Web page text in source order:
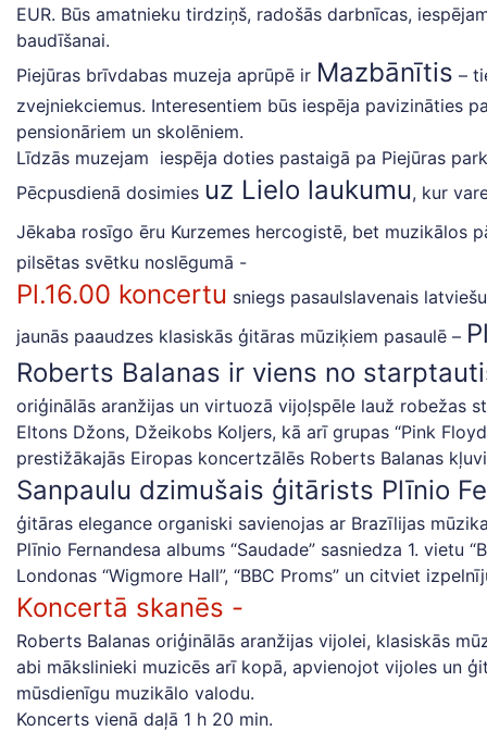
EUR. Būs amatnieku tirdziņš, radošās darbnīcas,
baudīšanai.
Piejūras brīvdabas muzeja aprūpē ir Mazbānītis –
zvejniekciemus. Interesentiem būs iespēja pavizināties
pensionāriem un skolēniem.
Līdzās muzejam iespēja doties pastaigā pa Piejūras
Pēcpusdienā dosimies uz Lielo laukumu, kur
Jēkaba rosīgo ēru Kurzemes hercogistē, bet muzikālos
pilsētas svētku noslēgumā -
Pl.16.00 koncertu sniegs pasaulslavenais
jaunās paaudzes klasiskās ģitāras mūziķiem pasaulē –
Roberts Balanas ir viens no
oriģinālās aranžijas un virtuozā vijoļspēle lauž robežas
Eltons Džons, Džeikobs Koljers, kā arī grupas “Pink
prestižākajās Eiropas koncertzālēs Roberts Balanas
Sanpaulu dzimušais ģitārists Plīnio
ģitāras elegance organiski savienojas ar Brazīlijas
Plīnio Fernandesa albums “Saudade” sasniedza 1.
Londonas “Wigmore Hall”, “BBC Proms” un citviet
Koncertā skanēs -
Roberts Balanas oriģinālās aranžijas vijolei, klasiskās
abi mākslinieki muzicēs arī kopā, apvienojot vijoles un
mūsdienīgu muzikālo valodu.
Koncerts vienā daļā 1 h 20 min.